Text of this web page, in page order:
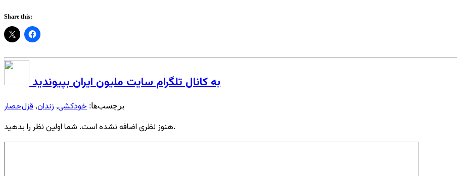
Share this:
به کانال تلگرام سایت ملیون ایران بپیوندید
برچسب‌ها: خودکشی, زندان, قزل‌حصار
هنوز نظری اضافه نشده است. شما اولین نظر را بدهید.